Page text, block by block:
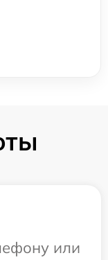
или